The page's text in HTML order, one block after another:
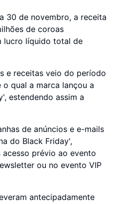
30 de novembro, a receita
de coroas
lucro líquido total de
e receitas veio do período
qual a marca lançou a
estendendo assim a
de anúncios e e-mails
do Black Friday',
prévio ao evento
ou no evento VIP
antecipadamente